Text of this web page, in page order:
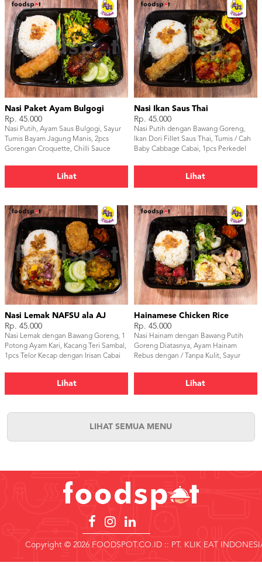
Nasi Paket Ayam Bulgogi
Rp. 45.000
Nasi Putih, Ayam Saus Bulgogi, Sayur
Tumis Bayam Jagung Manis, 2pcs
Gorengan Croquette, Chilli Sauce
Lihat
Nasi Ikan Saus Thai
Rp. 45.000
Nasi Putih dengan Bawang Goreng,
Ikan Dori Fillet Saus Thai, Tumis / Cah
Baby Cabbage Cabai, 1pcs Perkedel
Lihat
Nasi Lemak NAFSU ala AJ
Rp. 45.000
Nasi Lemak dengan Bawang Goreng, 1
Potong Ayam Kari, Kacang Teri Sambal,
1pcs Telor Kecap dengan Irisan Cabai
Lihat
Hainamese Chicken Rice
Rp. 45.000
Nasi Hainam dengan Bawang Putih
Goreng Diatasnya, Ayam Hainam
Rebus dengan / Tanpa Kulit, Sayur
Kecap, Kuah Sop Sari Ayam, Sambal
Merah Hainam
Lihat
LIHAT SEMUA MENU
Copyright © 2026 FOODSPOT.CO.ID :: PT. KLIK EAT